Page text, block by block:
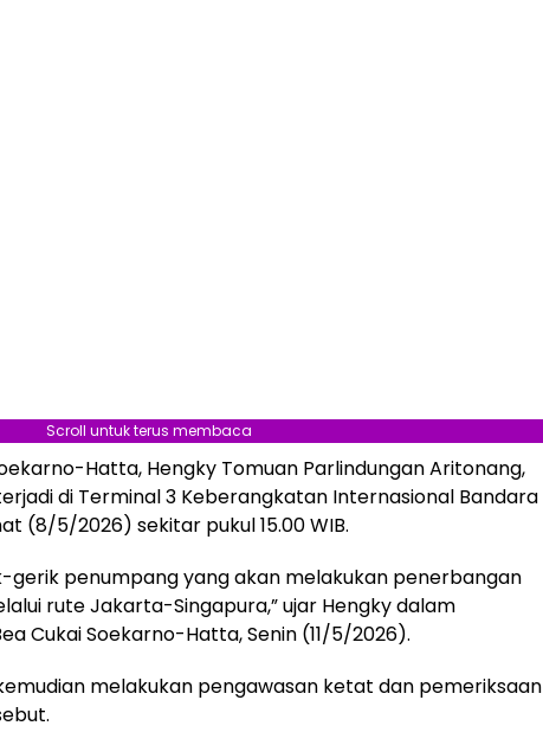
Scroll untuk terus membaca
Hatta, Hengky Tomuan Parlindungan Aritonang,
di Terminal 3 Keberangkatan Internasional Bandara
(8/5/2026) sekitar pukul 15.00 WIB.
gerik penumpang yang akan melakukan penerbangan
rute Jakarta-Singapura,” ujar Hengky dalam
Cukai Soekarno-Hatta, Senin (11/5/2026).
melakukan pengawasan ketat dan pemeriksaan